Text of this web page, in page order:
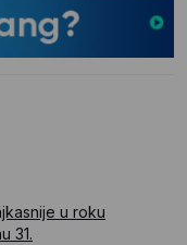
u roku
31.